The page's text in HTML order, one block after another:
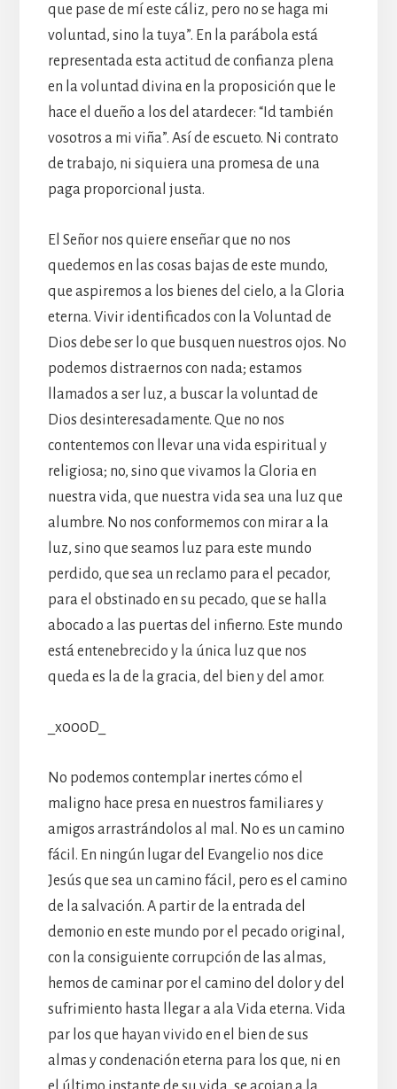
que pase de mí este cáliz, pero no se haga mi
voluntad, sino la tuya”. En la parábola está
representada esta actitud de confianza plena
en la voluntad divina en la proposición que le
hace el dueño a los del atardecer: “Id también
vosotros a mi viña”. Así de escueto. Ni contrato
de trabajo, ni siquiera una promesa de una
paga proporcional justa.
El Señor nos quiere enseñar que no nos
quedemos en las cosas bajas de este mundo,
que aspiremos a los bienes del cielo, a la Gloria
eterna. Vivir identificados con la Voluntad de
Dios debe ser lo que busquen nuestros ojos. No
podemos distraernos con nada; estamos
llamados a ser luz, a buscar la voluntad de
Dios desinteresadamente. Que no nos
contentemos con llevar una vida espiritual y
religiosa; no, sino que vivamos la Gloria en
nuestra vida, que nuestra vida sea una luz que
alumbre. No nos conformemos con mirar a la
luz, sino que seamos luz para este mundo
perdido, que sea un reclamo para el pecador,
para el obstinado en su pecado, que se halla
abocado a las puertas del infierno. Este mundo
está entenebrecido y la única luz que nos
queda es la de la gracia, del bien y del amor.
_x000D_
No podemos contemplar inertes cómo el
maligno hace presa en nuestros familiares y
amigos arrastrándolos al mal. No es un camino
fácil. En ningún lugar del Evangelio nos dice
Jesús que sea un camino fácil, pero es el camino
de la salvación. A partir de la entrada del
demonio en este mundo por el pecado original,
con la consiguiente corrupción de las almas,
hemos de caminar por el camino del dolor y del
sufrimiento hasta llegar a ala Vida eterna. Vida
par los que hayan vivido en el bien de sus
almas y condenación eterna para los que, ni en